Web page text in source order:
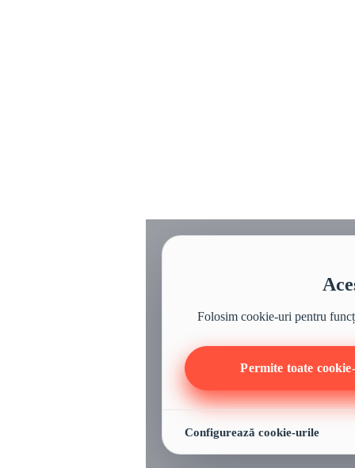
Folosim cookie-uri pentru
Permite toate
Configurează cookie-urile